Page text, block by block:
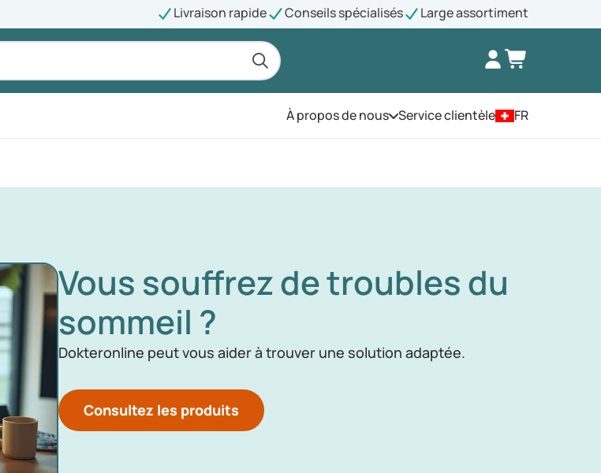
Livraison rapide Conseils spécialisés Large assortiment
À propos de nousOuvrez le menu
Service clientèle FR
Vous souffrez de troubles du
sommeil ?
Dokteronline peut vous aider à trouver une solution adaptée.
Consultez les produits